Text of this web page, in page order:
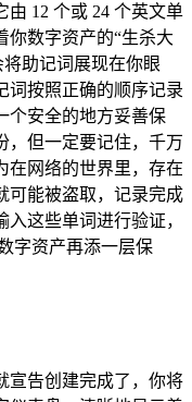
12 个或 24 个英文单
你数字资产的“生杀大
助记词展现在你眼
词按照正确的顺序记录
个安全的地方妥善保
，但一定要记住，千万
在网络的世界里，存在
可能被盗取，记录完成
这些单词进行验证，
字资产再添一层保
宣告创建完成了，你将